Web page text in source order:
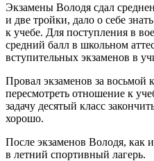
Экзамены Володя сдал
и две тройки, дало о себе
к учебе. Для поступления в
средний балл в школьном
вступительных экзаменов в
Провал экзаменов за восьмой
пересмотреть отношение к
задачу десятый класс
хорошо.
После экзаменов Володя, как
в летний спортивный лагерь.